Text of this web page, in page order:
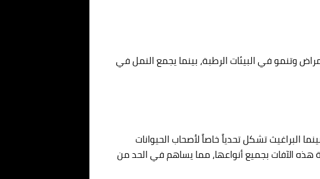
وتنمو في البيئات الرطبة، بينما يجمع النمل في
البراغيث تشكل تحدياً خاصاً لأصحاب الحيوانات
الآفات بجميع أنواعها، مما يساهم في الحد من